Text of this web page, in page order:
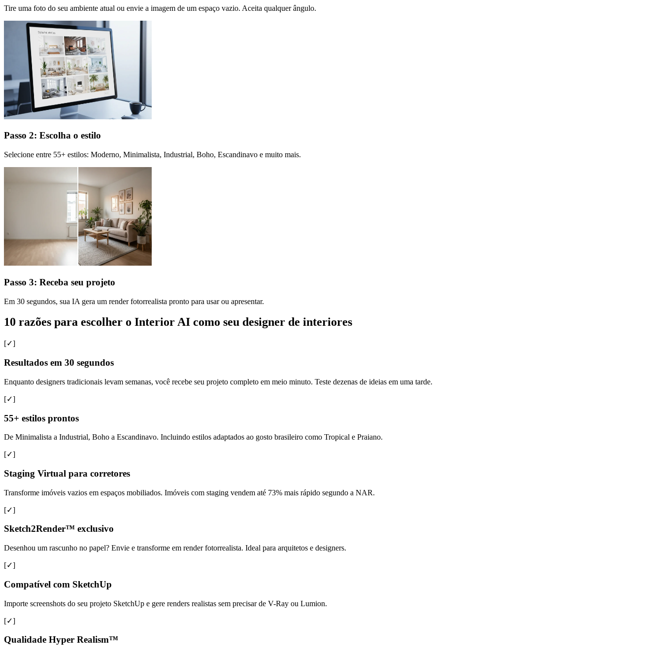
Tire uma foto do seu ambiente atual ou envie a imagem de um espaço vazio. Aceita qualquer ângulo.
Passo 2: Escolha o estilo
Selecione entre 55+ estilos: Moderno, Minimalista, Industrial, Boho, Escandinavo e muito mais.
Passo 3: Receba seu projeto
Em 30 segundos, sua IA gera um render fotorrealista pronto para usar ou apresentar.
10 razões para escolher o Interior AI como seu designer de interiores
[✓]
Resultados em 30 segundos
Enquanto designers tradicionais levam semanas, você recebe seu projeto completo em meio minuto. Teste dezenas de ideias em uma tarde.
[✓]
55+ estilos prontos
De Minimalista a Industrial, Boho a Escandinavo. Incluindo estilos adaptados ao gosto brasileiro como Tropical e Praiano.
[✓]
Staging Virtual para corretores
Transforme imóveis vazios em espaços mobiliados. Imóveis com staging vendem até 73% mais rápido segundo a NAR.
[✓]
Sketch2Render™ exclusivo
Desenhou um rascunho no papel? Envie e transforme em render fotorrealista. Ideal para arquitetos e designers.
[✓]
Compatível com SketchUp
Importe screenshots do seu projeto SketchUp e gere renders realistas sem precisar de V-Ray ou Lumion.
[✓]
Qualidade Hyper Realism™